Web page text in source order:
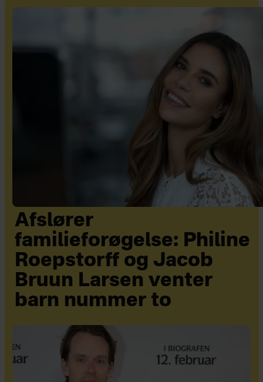
Afslører
familieforøgelse: Philine
Roepstorff og Jacob
Bruun Larsen venter
barn nummer to